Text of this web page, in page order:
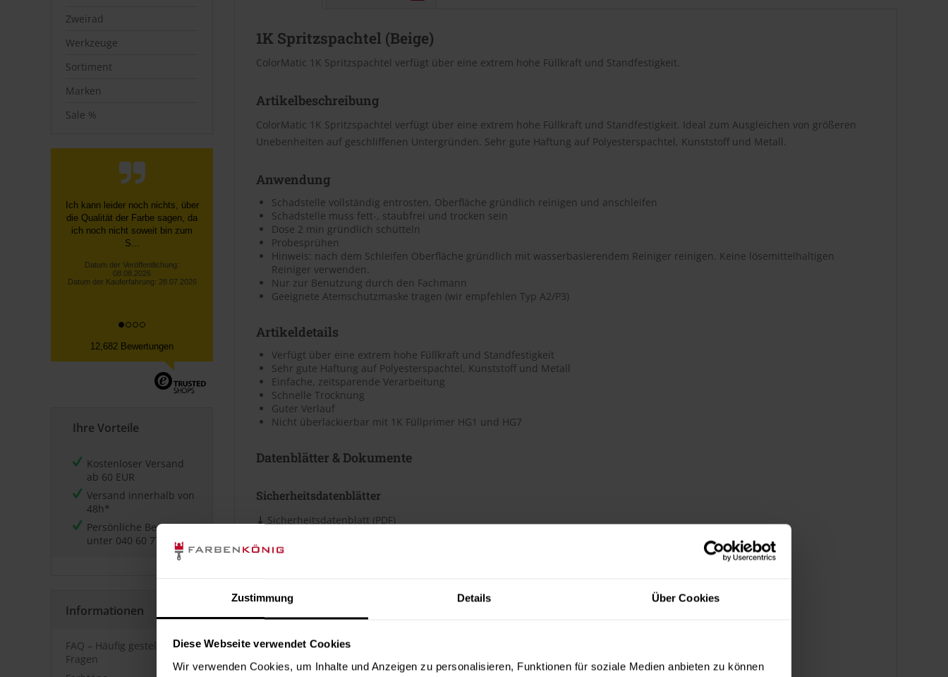
Zustimmung Details Über Cookies
Diese Webseite verwendet Cookies
Wir verwenden Cookies, um Inhalte und Anzeigen zu personalisieren, Funktionen für soziale Medien anbieten zu können
Zweirad
Werkzeuge
Sortiment
Marken
Sale %
Alles bestens.
Datum der Veröffentlichung:
08.08.2026
Datum der Kauferfahrung: 30.07.2026
12,682 Bewertungen
Ihre Vorteile
Kostenloser Versand
ab 60 EUR
Versand innerhalb von
48h*
Persönliche Beratung
unter 040 60 77 65 23
Informationen
FAQ – Häufig gestellte
Fragen
1K Spritzspachtel (Beige)
ColorMatic 1K Spritzspachtel verfügt über eine extrem hohe Füllkraft und Standfestigkeit.
Artikelbeschreibung
ColorMatic 1K Spritzspachtel verfügt über eine extrem hohe Füllkraft und Standfestigkeit. Ideal zum Ausgleichen von größeren
Unebenheiten auf geschliffenen Untergründen. Sehr gute Haftung auf Polyesterspachtel, Kunststoff und Metall.
Anwendung
Schadstelle vollständig entrosten, Oberfläche gründlich reinigen und anschleifen
Schadstelle muss fett-, staubfrei und trocken sein
Dose 2 min gründlich schütteln
Probesprühen
Hinweis: nach dem Schleifen Oberfläche gründlich mit wasserbasierendem Reiniger reinigen. Keine lösemittelhaltigen
Reiniger verwenden.
Nur zur Benutzung durch den Fachmann
Geeignete Atemschutzmaske tragen (wir empfehlen Typ A2/P3)
Artikeldetails
Verfügt über eine extrem hohe Füllkraft und Standfestigkeit
Sehr gute Haftung auf Polyesterspachtel, Kunststoff und Metall
Einfache, zeitsparende Verarbeitung
Schnelle Trocknung
Guter Verlauf
Nicht überlackierbar mit 1K Füllprimer HG1 und HG7
Datenblätter & Dokumente
Sicherheitsdatenblätter
⤓ Sicherheitsdatenblatt (PDF)
Technische Merkblätter
⤓
Kennzeichnungselemente